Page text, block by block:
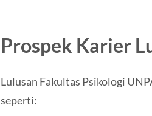
Prospek Karier
Lulusan Fakultas Psikologi
seperti: